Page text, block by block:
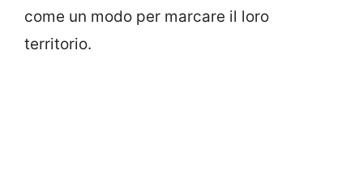
come un modo per marcare il loro
territorio.